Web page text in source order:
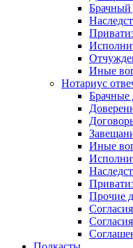
Брачный
Иные
Нотариус
Брачные
Иные
Прочие
Согласия